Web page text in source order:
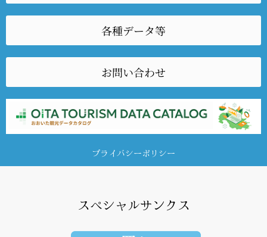
各種データ等
お問い合わせ
プライバシーポリシー
スペシャルサンクス